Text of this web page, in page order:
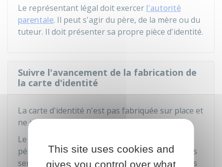
Le représentant légal doit exercer l'autorité
parentale. Il peut s'agir du père, de la mère ou du
tuteur. Il doit présenter sa propre pièce d'identité.
Suivre l'avancement de la fabrication de
la carte d'identité
La carte d'identité n'est pas fabriquée sur place et
ne peut donc pas être délivrée immédiatement.
Le délai de fabrication dépend du lieu et de la
période de la demande. Il faut compter plusieurs
semaines et, à l'approche des vacances d'été, les
This site uses cookies and
gives you control over what